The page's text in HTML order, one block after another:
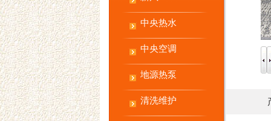
中央热水
中央空调
地源热泵
清洗维护